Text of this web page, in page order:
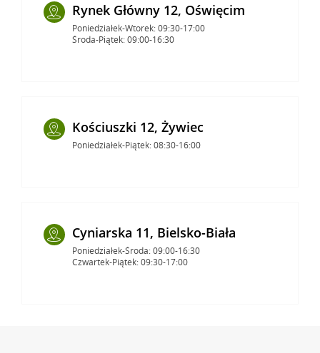
Rynek Główny 12, Oświęcim
Poniedziałek-Wtorek: 09:30-17:00
Środa-Piątek: 09:00-16:30
Kościuszki 12, Żywiec
Poniedziałek-Piątek: 08:30-16:00
Cyniarska 11, Bielsko-Biała
Poniedziałek-Środa: 09:00-16:30
Czwartek-Piątek: 09:30-17:00